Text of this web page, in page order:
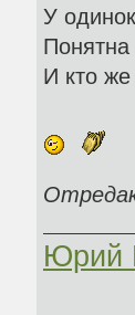
У
И кто
Юрий